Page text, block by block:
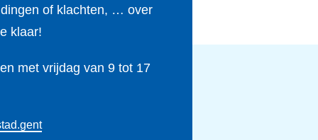
of klachten, … over
klaar!
met vrijdag van 9 tot 17